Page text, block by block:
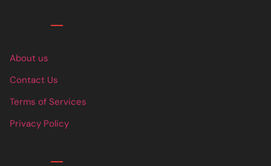
About us
Contact Us
Terms of Services
Privacy Policy